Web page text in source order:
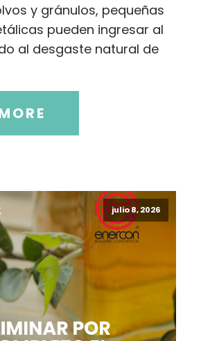
y gránulos, pequeñas
pueden ingresar al
al desgaste natural de
julio 8, 2026